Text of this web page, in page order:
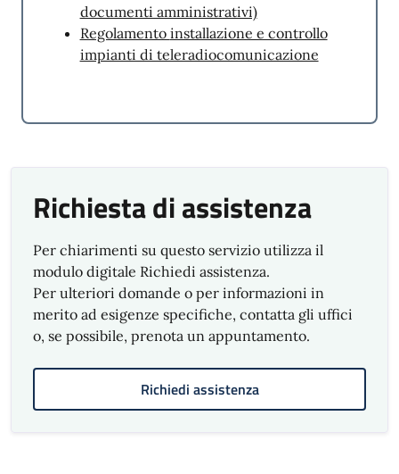
documenti amministrativi)
Regolamento installazione e controllo
impianti di teleradiocomunicazione
Richiesta di assistenza
Per chiarimenti su questo servizio utilizza il
modulo digitale Richiedi assistenza.
Per ulteriori domande o per informazioni in
merito ad esigenze specifiche, contatta gli uffici
o, se possibile, prenota un appuntamento.
Richiedi assistenza